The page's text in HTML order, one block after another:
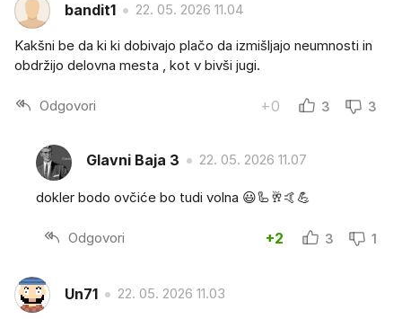
bandit1 22. 05. 2026 11.04
Kakšni be da ki ki dobivajo plačo da izmišljajo neumnosti in
obdržijo delovna mesta , kot v bivši jugi.
Odgovori +0 3 3
Glavni Baja 3 22. 05. 2026 11.07
dokler bodo ovčiće bo tudi volna 😃🦾🥂🤙💪
Odgovori +2 3 1
Un71 22. 05. 2026 11.03